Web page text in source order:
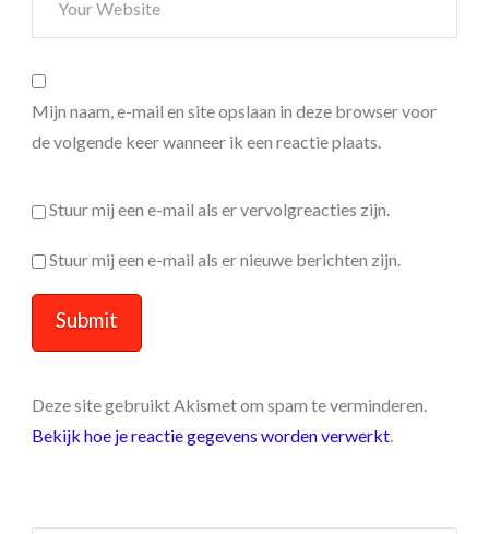
Mijn naam, e-mail en site opslaan in deze browser voor
de volgende keer wanneer ik een reactie plaats.
Stuur mij een e-mail als er vervolgreacties zijn.
Stuur mij een e-mail als er nieuwe berichten zijn.
Deze site gebruikt Akismet om spam te verminderen.
Bekijk hoe je reactie gegevens worden verwerkt